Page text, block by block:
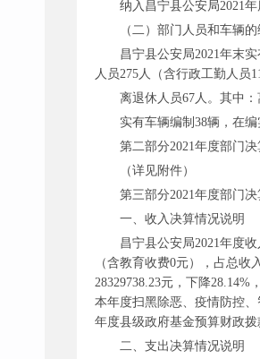
纳入昌宁县公安局2021
（二）部门人员和车辆
昌宁县公安局2021年末
人员275人（含行政工勤人员
离退休人员67人。其中：
实有车辆编制 38辆，在
第二部分2021年度部门决
（详见附件）
第三部分2021年度部门
一、收入决算情况说明
昌宁县公安局2021年度
（含教育收费0元），占总
28329738.23元，下降
本年度扫黑除恶、疫情防控
年度县级政府基金预算财政
二、支出决算情况说明